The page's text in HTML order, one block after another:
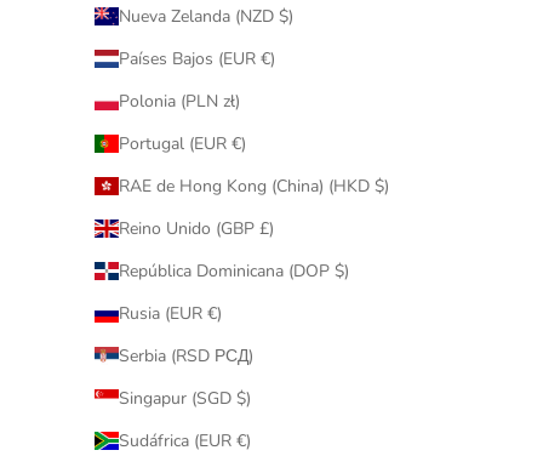
Nueva Zelanda (NZD $)
Países Bajos (EUR €)
Polonia (PLN zł)
Portugal (EUR €)
RAE de Hong Kong (China) (HKD $)
Reino Unido (GBP £)
República Dominicana (DOP $)
Rusia (EUR €)
Serbia (RSD РСД)
Singapur (SGD $)
Sudáfrica (EUR €)